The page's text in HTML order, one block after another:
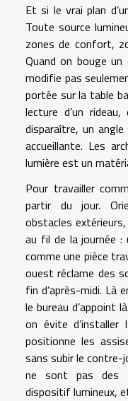
Et si le vrai plan
Toute source
zones de confort,
Quand on bouge
modifie pas
portée sur la table
lecture d’un
disparaître, un
accueillante. Les
lumière est un
Pour travailler
partir du jour.
obstacles
au fil de la journée
comme une pièce
ouest réclame des
fin d’après-midi. Là
le bureau d’appoint
on évite d’installer
positionne les
sans subir le contre-
ne sont pas des
dispositif lumineux,